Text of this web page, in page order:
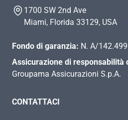
1700 SW 2nd Ave
Miami, Florida 33129, USA
Fondo di garanzia: N. A/
Assicurazione di responsabilità
Groupama Assicurazioni S.p.A.
CONTATTACI